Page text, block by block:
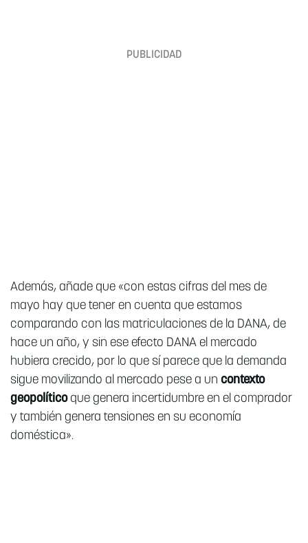
Además, añade que «con estas cifras del mes de
mayo hay que tener en cuenta que estamos
comparando con las matriculaciones de la DANA, de
hace un año, y sin ese efecto DANA el mercado
hubiera crecido, por lo que sí parece que la demanda
sigue movilizando al mercado pese a un contexto
geopolíticoque genera incertidumbre en el comprador
y también genera tensiones en su economía
doméstica».